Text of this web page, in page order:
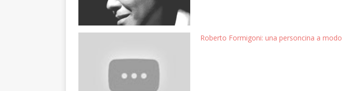
Roberto Formigoni: una personcina a modo